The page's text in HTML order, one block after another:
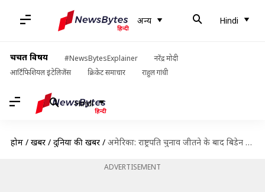
अन्य Hindi
चर्चित विषय #NewsBytesExplainer
नरेंद्र मोदी
आर्टिफिशियल इंटेलिजेंस
क्रिकेट समाचार राहुल गांधी
Hindi
होम / खबरें / दुनिया की खबरें / अमेरिका: राष्ट्रपति चुनाव जीतने के बाद बिडेन ने दिया एकता का संदेश, जानें क्या-क्या कहा
ADVERTISEMENT